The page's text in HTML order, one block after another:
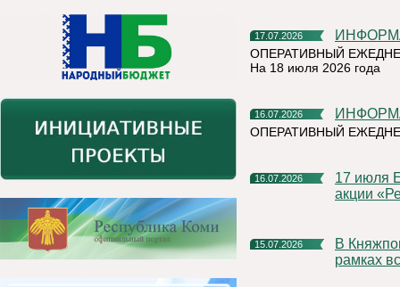
17.07.2026
ОПЕРАТИВНЫЙ
На 18 июля 2026 года
16.07.2026
ОПЕРАТИВНЫЙ
16.07.2026
17 июля Емва присоединится к Всероссийской экологической
акции
15.07.2026
В Княжпогостском округе продолжаются мероприятия в
рамках